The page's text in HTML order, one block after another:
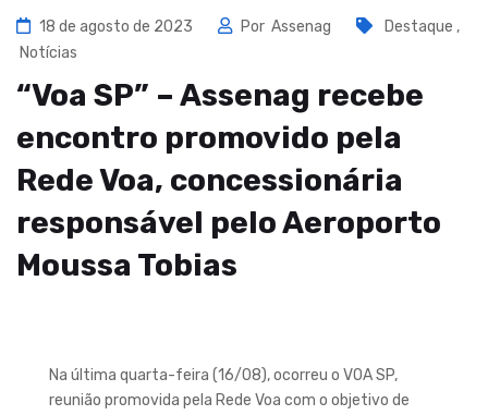
18 de agosto de 2023 Por Assenag Destaque ,
Notícias
“Voa SP” – Assenag recebe
encontro promovido pela
Rede Voa, concessionária
responsável pelo Aeroporto
Moussa Tobias
Na última quarta-feira (16/08), ocorreu o VOA SP,
reunião promovida pela Rede Voa com o objetivo de